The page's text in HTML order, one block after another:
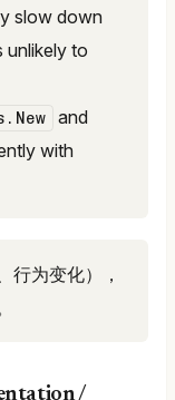
slow down
unlikely to
and
with
行为变化），
/